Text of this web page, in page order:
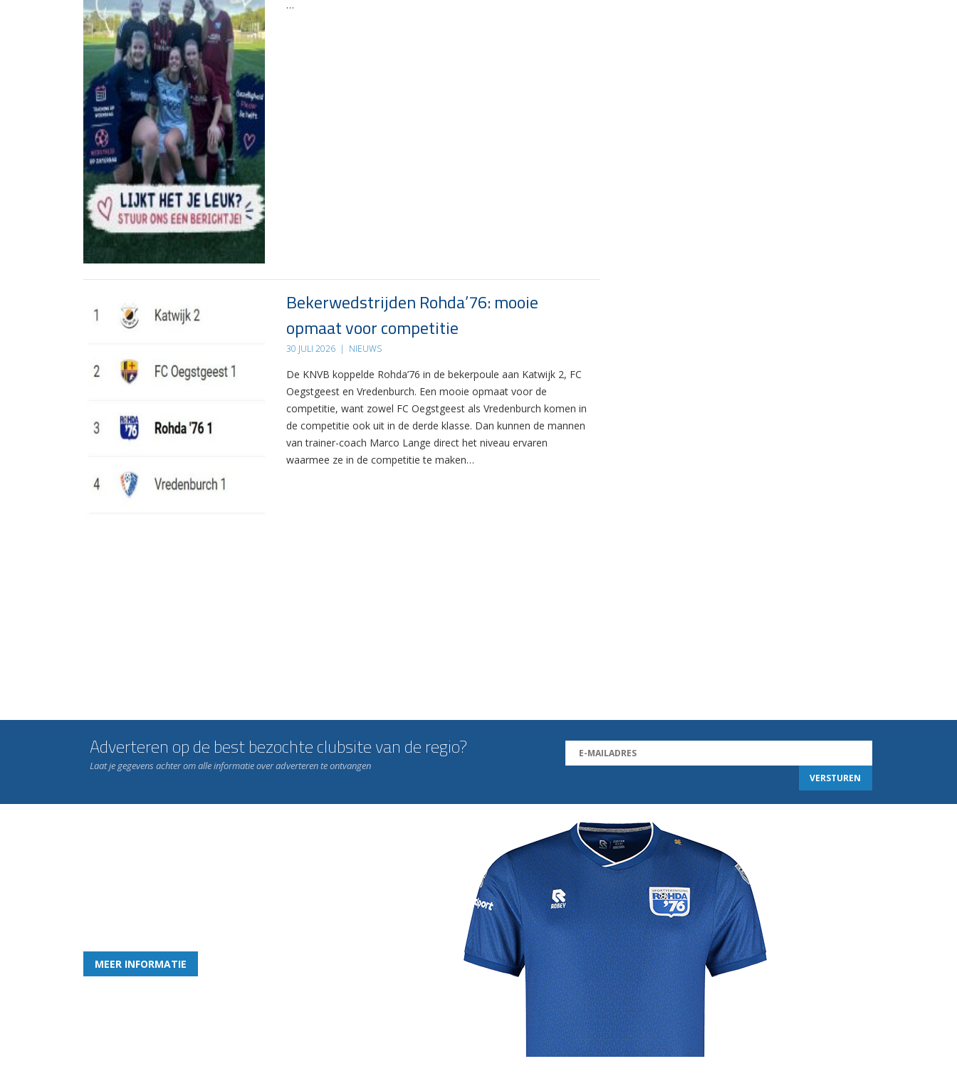
…
Bekerwedstrijden Rohda’76: mooie
opmaat voor competitie
30 JULI 2026 | NIEUWS
De KNVB koppelde Rohda’76 in de bekerpoule aan Katwijk 2, FC
Oegstgeest en Vredenburch. Een mooie opmaat voor de
competitie, want zowel FC Oegstgeest als Vredenburch komen in
de competitie ook uit in de derde klasse. Dan kunnen de mannen
van trainer-coach Marco Lange direct het niveau ervaren
waarmee ze in de competitie te maken…
Adverteren op de best bezochte clubsite van de regio?
Laat je gegevens achter om alle informatie over adverteren te ontvangen
MEER INFORMATIE